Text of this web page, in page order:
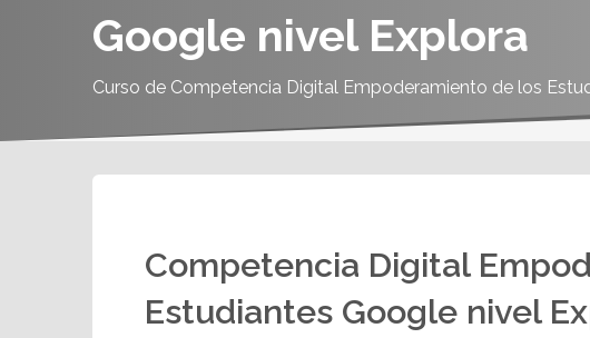
Google nivel Explora
Curso de Competencia Digital Empoderamiento de los
Competencia Digital
Estudiantes Google nivel